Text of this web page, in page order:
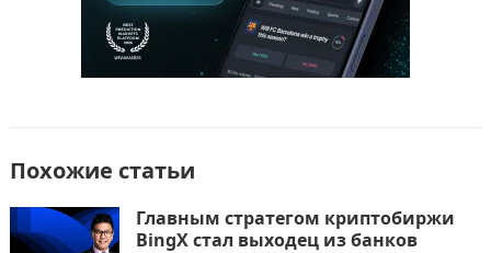
Похожие статьи
Главным стратегом криптобиржи
BingX стал выходец из банков